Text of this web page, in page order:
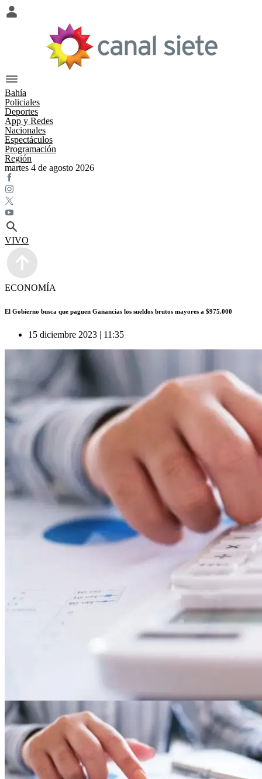
Bahía
Policiales
Deportes
App y Redes
Nacionales
Espectáculos
Programación
Región
martes 4 de agosto 2026
VIVO
ECONOMÍA
El Gobierno busca que paguen Ganancias los sueldos brutos mayores a $975.000
15 diciembre 2023 | 11:35